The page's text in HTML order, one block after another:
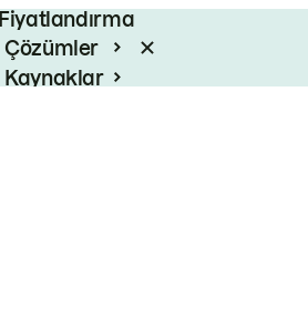
Fiyatlandırma
Çözümler
Kaynaklar